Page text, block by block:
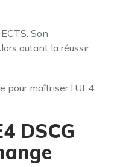
Son
autant la réussir
pour maîtriser l’UE4
DSCG